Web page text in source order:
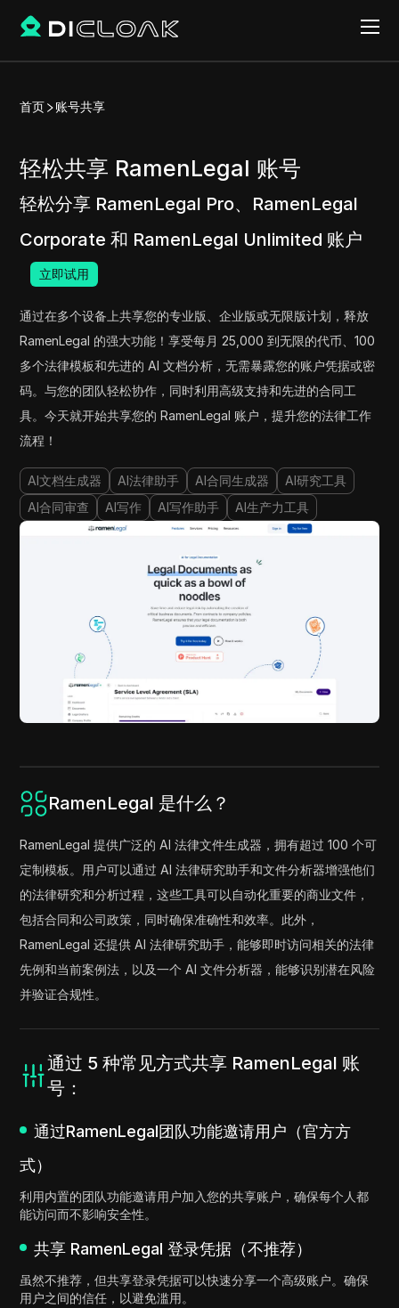
首页 账号共享
轻松共享 RamenLegal 账号
轻松分享 RamenLegal Pro、RamenLegal
Corporate 和 RamenLegal Unlimited 账户
立即试用
通过在多个设备上共享您的专业版、企业版或无限版计划，释放
RamenLegal 的强大功能！享受每月 25,000 到无限的代币、100
多个法律模板和先进的 AI 文档分析，无需暴露您的账户凭据或密
码。与您的团队轻松协作，同时利用高级支持和先进的合同工
具。今天就开始共享您的 RamenLegal 账户，提升您的法律工作
流程！
AI文档生成器 AI法律助手 AI合同生成器
AI研究工具
AI合同审查
AI写作 AI写作助手 AI生产力工具
RamenLegal 是什么？
RamenLegal 提供广泛的 AI 法律文件生成器，拥有超过 100 个可
定制模板。用户可以通过 AI 法律研究助手和文件分析器增强他们
的法律研究和分析过程，这些工具可以自动化重要的商业文件，
包括合同和公司政策，同时确保准确性和效率。此外，
RamenLegal 还提供 AI 法律研究助手，能够即时访问相关的法律
先例和当前案例法，以及一个 AI 文件分析器，能够识别潜在风险
并验证合规性。
通过 5 种常见方式共享 RamenLegal 账
号：
通过RamenLegal团队功能邀请用户（官方方
式）
利用内置的团队功能邀请用户加入您的共享账户，确保每个人都
能访问而不影响安全性。
共享 RamenLegal 登录凭据（不推荐）
虽然不推荐，但共享登录凭据可以快速分享一个高级账户。确保
用户之间的信任，以避免滥用。